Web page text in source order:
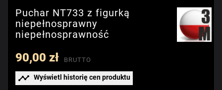
Puchar NT733 z figurką
niepełnosprawny
niepełnosprawność
90,00 zł BRUTTO
 Wyświetl historię cen produktu